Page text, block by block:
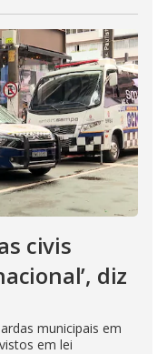
civis
diz
municipais em
em lei